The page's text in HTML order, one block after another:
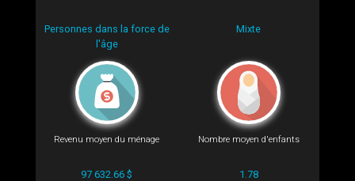
Personnes dans la force de
l'âge
Mixte
Revenu moyen du ménage
97 632.66 $
Nombre moyen d'enfants
1.78